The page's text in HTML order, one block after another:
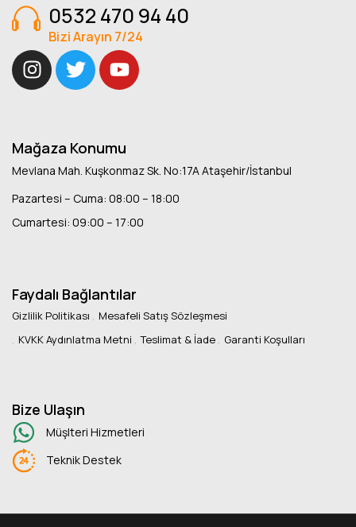
0532 470 94 40
Bizi Arayın 7/24
Mağaza Konumu
Mevlana Mah. Kuşkonmaz Sk. No:17A Ataşehir/İstanbul
Pazartesi – Cuma: 08:00 – 18:00
Cumartesi: 09:00 – 17:00
Faydalı Bağlantılar
Gizlilik Politikası
Mesafeli Satış Sözleşmesi
KVKK Aydınlatma Metni
Teslimat & İade Garanti Koşulları
Bize Ulaşın
Müşlteri Hizmetleri
Teknik Destek